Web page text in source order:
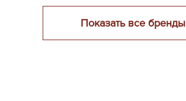
Показать все бренды